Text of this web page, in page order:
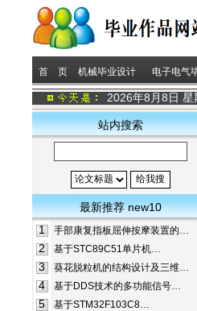
首 页 机械毕业设计 电子电气
2026年8月8日 星
站内搜索
最新推荐 new10
1
手部康复指板屈伸按摩装置的…
2 基于STC89C51单片机…
3 葵花脱粒机的结构设计及三维…
4 基于DDS技术的多功能信号…
5 基于STM32F103C8…